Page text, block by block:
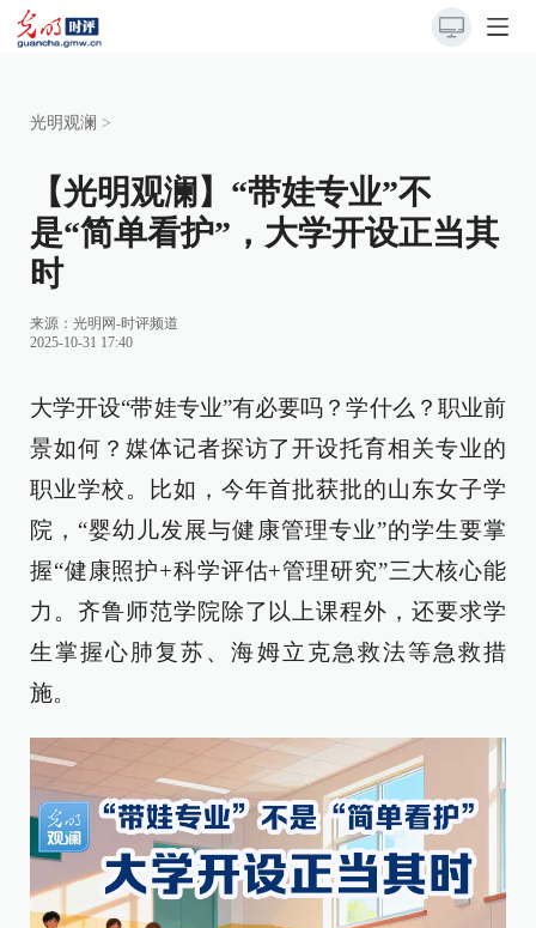
光明观澜 >
【光明观澜】“带娃专业”不
是“简单看护”，大学开设正当其
时
来源： 光明网-时评频道
2025-10-31 17:40
大学开设“带娃专业”有必要吗？学什么？职业前
景如何？媒体记者探访了开设托育相关专业的
职业学校。比如，今年首批获批的山东女子学
院，“婴幼儿发展与健康管理专业”的学生要掌
握“健康照护+科学评估+管理研究”三大核心能
力。齐鲁师范学院除了以上课程外，还要求学
生掌握心肺复苏、海姆立克急救法等急救措
施。